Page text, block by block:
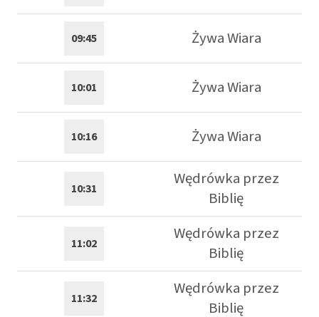
09:45 Żywa Wiara
10:01 Żywa Wiara
10:16 Żywa Wiara
10:31
Wędrówka przez
Biblię
11:02
Wędrówka przez
Biblię
11:32
Wędrówka przez
Biblię